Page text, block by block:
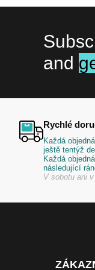
and
Rychlé
Každá
ještě tentýž
Každá
následující
V sobotu ani